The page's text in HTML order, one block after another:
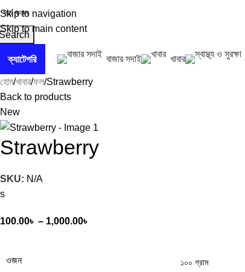
Skip to navigation
Skip to main content
ক্যাটেগরি বাজার সদাই খাবার
হোম খাবার ফল Strawberry
Back to products
New
Strawberry
SKU: N/A
s
100.00৳ – 1,000.00৳
ওজন